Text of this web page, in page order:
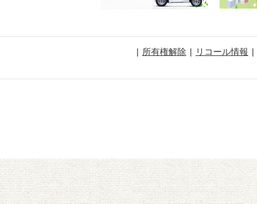
所有権解除 リコール情報